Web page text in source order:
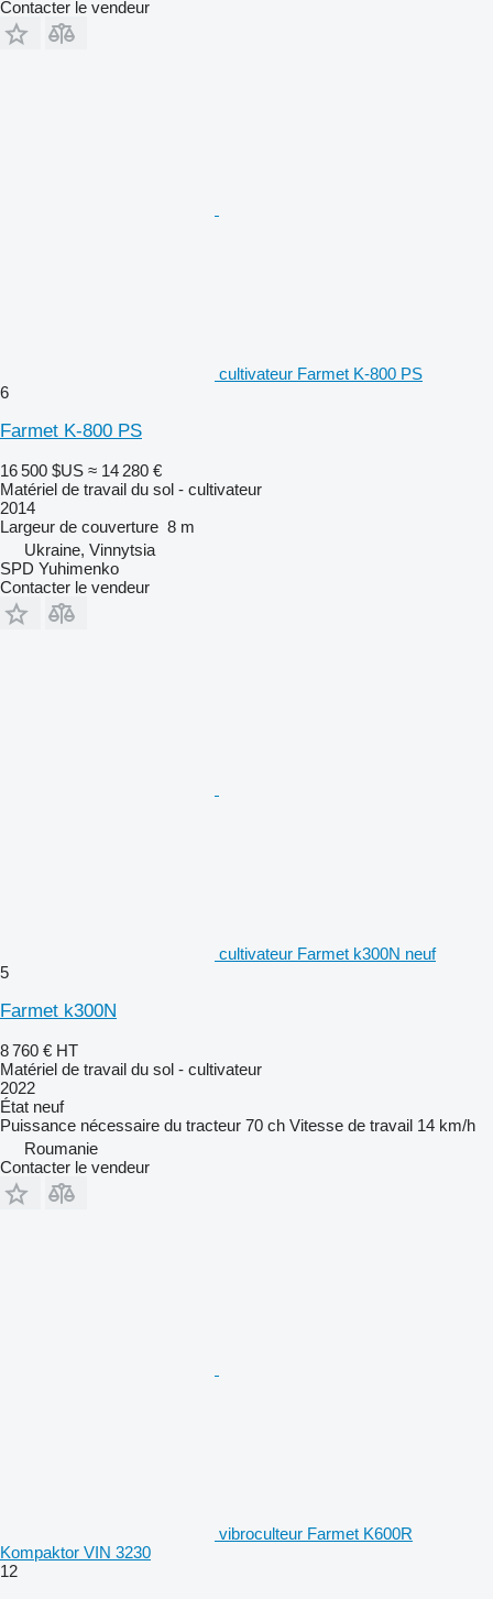
Contacter le vendeur
cultivateur Farmet K-800 PS
6
Farmet K-800 PS
16 500 $US ≈ 14 280 €
Matériel de travail du sol - cultivateur
2014
Largeur de couverture 8 m
Ukraine, Vinnytsia
SPD Yuhimenko
Contacter le vendeur
cultivateur Farmet k300N neuf
5
Farmet k300N
8 760 € HT
Matériel de travail du sol - cultivateur
2022
État neuf
Puissance nécessaire du tracteur 70 ch Vitesse de travail 14 km/h
Roumanie
Contacter le vendeur
vibroculteur Farmet K600R
Kompaktor VIN 3230
12